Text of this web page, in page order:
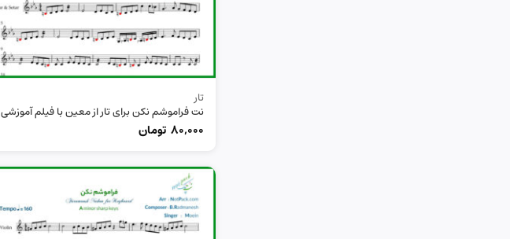
تار
نت فراموشم نکن برای تار از معین با فیلم آموزشی
80,000 تومان